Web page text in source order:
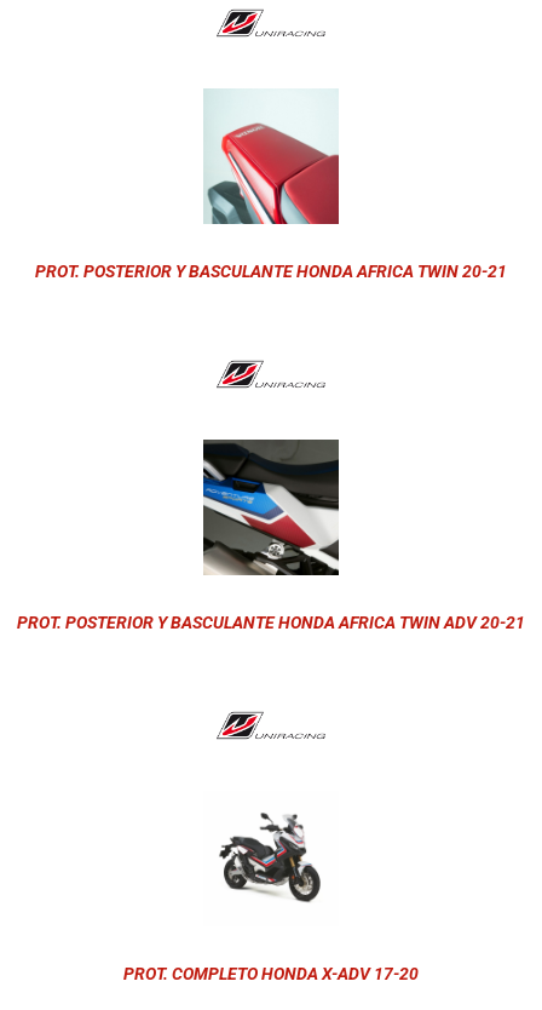
PROT. POSTERIOR Y BASCULANTE HONDA AFRICA TWIN 20-21
PROT. POSTERIOR Y BASCULANTE HONDA AFRICA TWIN ADV 20-21
PROT. COMPLETO HONDA X-ADV 17-20